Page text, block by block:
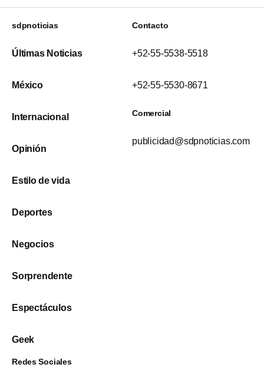
sdpnoticias
Últimas Noticias
México
Internacional
Opinión
Estilo de vida
Deportes
Negocios
Sorprendente
Espectáculos
Geek
Contacto
+52-55-5538-5518
+52-55-5530-8671
Comercial
publicidad@sdpnoticias.com
Redes Sociales